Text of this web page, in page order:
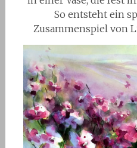
So entsteht ein
Zusammenspiel von